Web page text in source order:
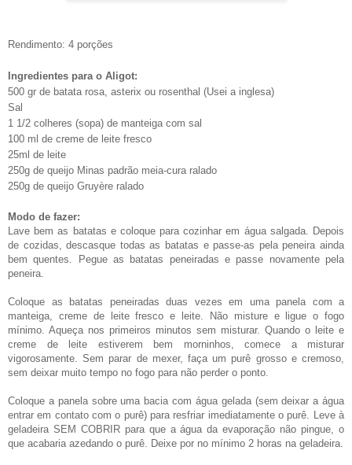
Rendimento: 4 porções
Ingredientes para o Aligot:
500 gr de batata rosa, asterix ou rosenthal (Usei a inglesa)
Sal
1 1/2 colheres (sopa) de manteiga com sal
100 ml de creme de leite fresco
25ml de leite
250g de queijo Minas padrão meia-cura ralado
250g de queijo Gruyère ralado
Modo de fazer:
Lave bem as batatas e coloque para cozinhar em água salgada. Depois
de cozidas, descasque todas as batatas e passe-as pela peneira ainda
bem quentes. Pegue as batatas peneiradas e passe novamente pela
peneira.
Coloque as batatas peneiradas duas vezes em uma panela com a
manteiga, creme de leite fresco e leite. Não misture e ligue o fogo
mínimo. Aqueça nos primeiros minutos sem misturar. Quando o leite e
creme de leite estiverem bem morninhos, comece a misturar
vigorosamente. Sem parar de mexer, faça um purê grosso e cremoso,
sem deixar muito tempo no fogo para não perder o ponto.
Coloque a panela sobre uma bacia com água gelada (sem deixar a água
entrar em contato com o purê) para resfriar imediatamente o purê. Leve à
geladeira SEM COBRIR para que a água da evaporação não pingue, o
que acabaria azedando o purê. Deixe por no mínimo 2 horas na geladeira.